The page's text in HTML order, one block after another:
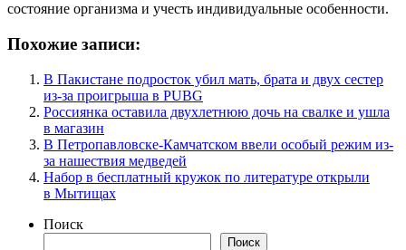
состояние организма и учесть индивидуальные особенности.
Похожие записи:
В Пакистане подросток убил мать, брата и двух сестер
из-за проигрыша в PUBG
Россиянка оставила двухлетнюю дочь на свалке и ушла
в магазин
В Петропавловске-Камчатском ввели особый режим из-
за нашествия медведей
Набор в бесплатный кружок по литературе открыли
в Мытищах
Поиск
Поиск